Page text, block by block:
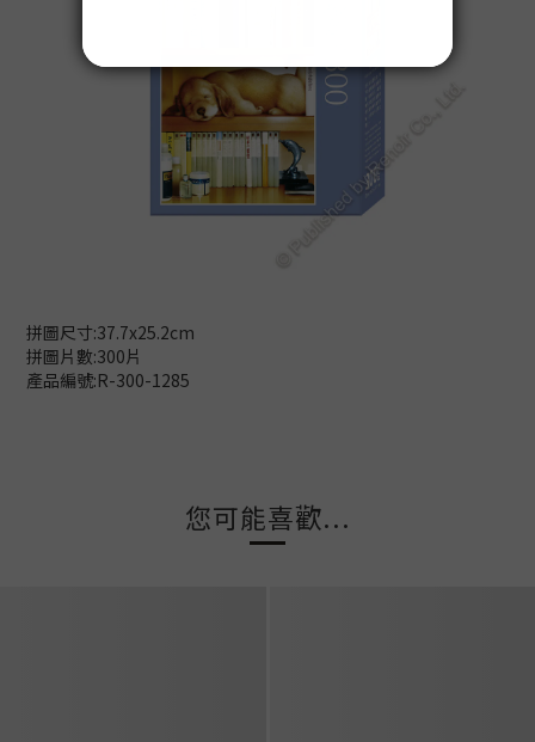
拼圖尺寸:37.7x25.2cm
拼圖片數:300片
產品編號:R-300-1285
您可能喜歡...